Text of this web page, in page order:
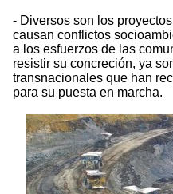
- Diversos son los
causan conflictos
a los esfuerzos de las
resistir su concreción, ya
transnacionales que han
para su puesta en marcha.